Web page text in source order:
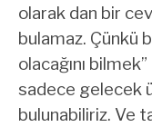
olarak dan bir
bulamaz. Çünkü
olacağını
sadece gelecek
bulunabiliriz. Ve